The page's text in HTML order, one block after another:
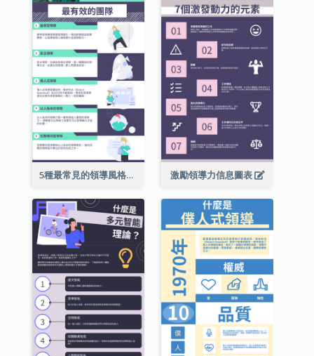
5種最常見的領導風格信息圖表 激勵領導力信息圖表